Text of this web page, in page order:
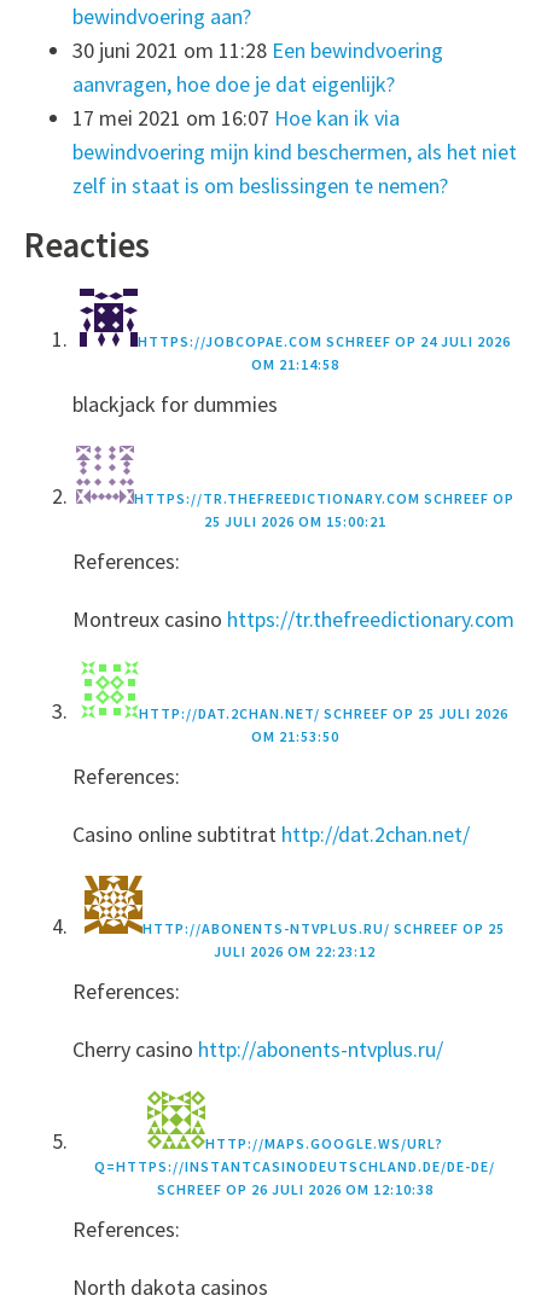
bewindvoering aan?
30 juni 2021 om 11:28 Een bewindvoering
aanvragen, hoe doe je dat eigenlijk?
17 mei 2021 om 16:07 Hoe kan ik via
bewindvoering mijn kind beschermen, als het niet
zelf in staat is om beslissingen te nemen?
Reacties
HTTPS://JOBCOPAE.COM SCHREEF OP 24 JULI 2026
OM 21:14:58
blackjack for dummies
HTTPS://TR.THEFREEDICTIONARY.COM SCHREEF OP
25 JULI 2026 OM 15:00:21
References:
Montreux casino https://tr.thefreedictionary.com
HTTP://DAT.2CHAN.NET/ SCHREEF OP 25 JULI 2026
OM 21:53:50
References:
Casino online subtitrat http://dat.2chan.net/
HTTP://ABONENTS-NTVPLUS.RU/ SCHREEF OP 25
JULI 2026 OM 22:23:12
References:
Cherry casino http://abonents-ntvplus.ru/
HTTP://MAPS.GOOGLE.WS/URL?
Q=HTTPS://INSTANTCASINODEUTSCHLAND.DE/DE-DE/
SCHREEF OP 26 JULI 2026 OM 12:10:38
References:
North dakota casinos